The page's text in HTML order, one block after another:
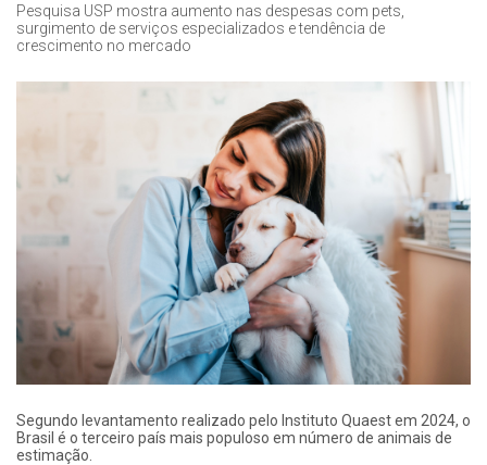
Pesquisa USP mostra aumento nas despesas com pets,
surgimento de serviços especializados e tendência de
crescimento no mercado
Segundo levantamento realizado pelo Instituto Quaest em 2024, o
Brasil é o terceiro país mais populoso em número de animais de
estimação.